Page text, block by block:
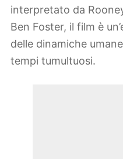
interpretato da
Ben Foster, il film è
delle dinamiche
tempi tumultuosi.